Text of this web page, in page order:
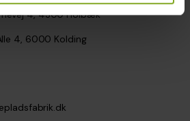
4, 4300 Holbæk
4, 6000 Kolding